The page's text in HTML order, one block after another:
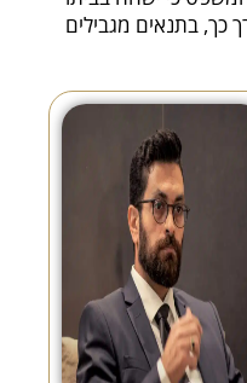
כך, בתנאים מגבילים